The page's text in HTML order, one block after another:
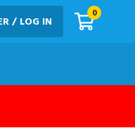
/ LOG IN
0